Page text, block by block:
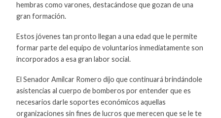
hembras como varones, destacándose que gozan de una
gran formación.
Estos jóvenes tan pronto llegan a una edad que le permite
formar parte del equipo de voluntarios inmediatamente son
incorporados a esa gran labor social.
El Senador Amílcar Romero dijo que continuará brindándole
asistencias al cuerpo de bomberos por entender que es
necesarios darle soportes económicos aquellas
organizaciones sin fines de lucros que merecen que se le te